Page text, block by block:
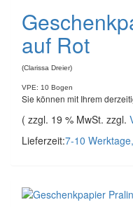
auf Rot
(Clarissa Dreier)
VPE: 10 Bogen
Sie können mit Ihrem
( zzgl. 19 % MwSt. zzgl.
Lieferzeit:7-10